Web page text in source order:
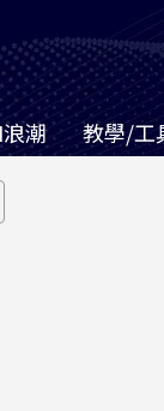
潮 教學/工